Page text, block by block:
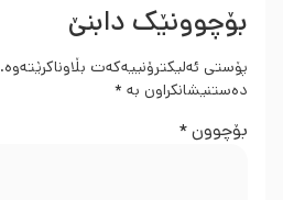
بۆچوونێک دابنێ
پۆستی ئەلیکترۆنییەکەت بڵاوناکرێتەوە.
دەستنیشانکراون بە *
بۆچوون*